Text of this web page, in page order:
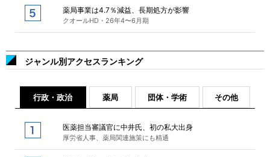
薬局事業は4.7％減益、長期処方が影響
クオールHD・26年4〜6月期
ジャンル別アクセスランキング
行政・政治 薬局 団体・学術 その他
医薬担当審議官に中井氏、初の私大出身
厚労省人事、薬局関連施策にも精通